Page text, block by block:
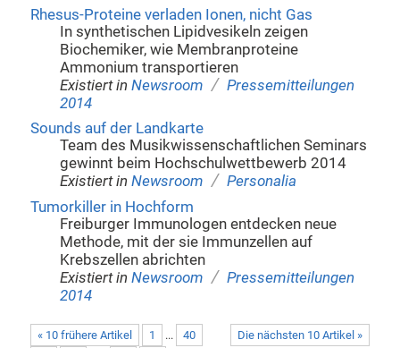
Rhesus-Proteine verladen Ionen, nicht Gas
In synthetischen Lipidvesikeln zeigen
Biochemiker, wie Membranproteine
Ammonium transportieren
Existiert in Newsroom / Pressemitteilungen
2014
Sounds auf der Landkarte
Team des Musikwissenschaftlichen Seminars
gewinnt beim Hochschulwettbewerb 2014
Existiert in Newsroom / Personalia
Tumorkiller in Hochform
Freiburger Immunologen entdecken neue
Methode, mit der sie Immunzellen auf
Krebszellen abrichten
Existiert in Newsroom / Pressemitteilungen
2014
« 10 frühere Artikel Die nächsten 10 Artikel »
1 ...
40